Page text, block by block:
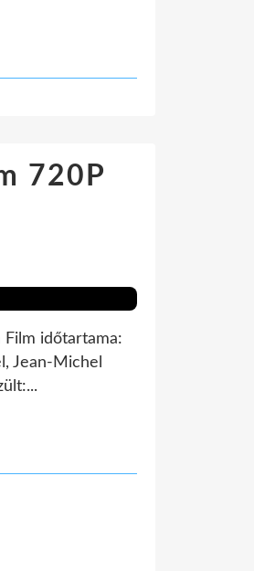
720P
Film időtartama:
Jean-Michel